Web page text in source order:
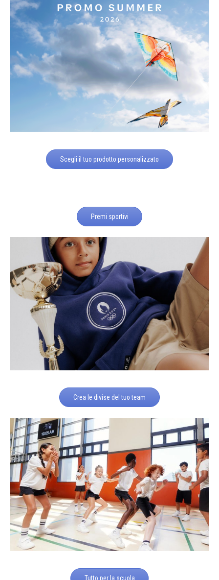
Scegli il tuo prodotto personalizzato
Premi sportivi
Crea le divise del tuo team
Tutto per la scuola